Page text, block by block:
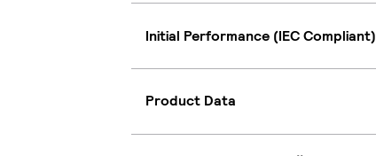
Initial Performance (IEC Compliant)
Product Data